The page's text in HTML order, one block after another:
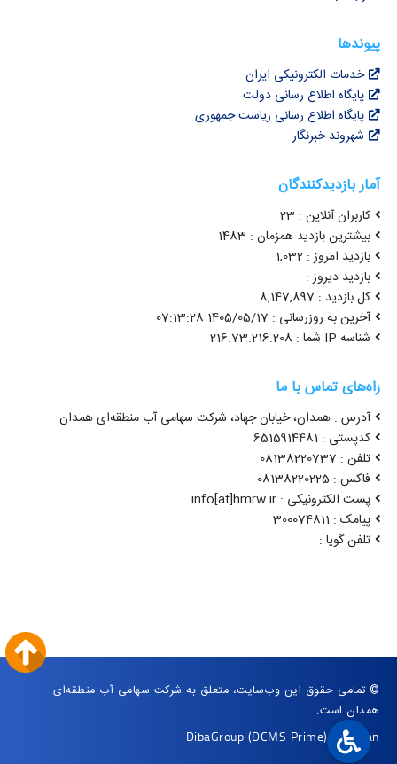
پیوندها
خدمات الکترونیکی ایران
پایگاه اطلاع رسانی دولت
پایگاه اطلاع رسانی ریاست جمهوری
شهروند خبرنگار
آمار بازدیدکنندگان
کاربران آنلاین : 23
بیشترین بازدید همزمان : 1483
بازدید امروز : 1,032
بازدید دیروز :
کل بازدید : 8,147,897
آخرین به روزرسانی : 1405/05/17 07:13:28
شناسه IP شما : 216.73.216.208
راه‌های تماس با ما
آدرس : همدان، خیابان جهاد، شرکت سهامی آب منطقه‌ای همدان
کدپستی : 6515914481
تلفن : 08138220737
فاکس : 08138220225
پست الکترونیکی : info[at]hmrw.ir
پیامک : 300074811
تلفن گویا :
© تمامی حقوق این وب‌سایت، متعلق به شرکت سهامی آب منطقه‌ای
همدان است.
DibaGroup (DCMS Prime)|Arvan